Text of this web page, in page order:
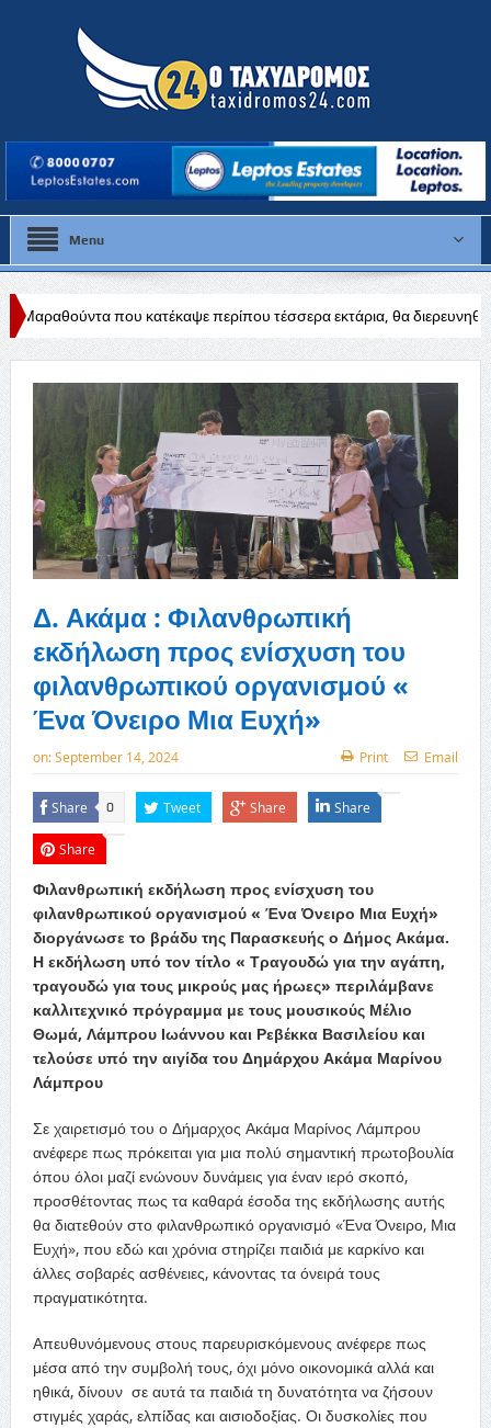
Menu
τέσσερα εκτάρια, θα διερευνηθούν τα αίτια Δύσκολη
Δ. Ακάμα : Φιλανθρωπική
εκδήλωση προς ενίσχυση του
φιλανθρωπικού οργανισμού «
Ένα Όνειρο Μια Ευχή»
on:September 14, 2024 Print Email
Share 0 Tweet Share Share
Share
Φιλανθρωπική εκδήλωση προς ενίσχυση του
φιλανθρωπικού οργανισμού « Ένα Όνειρο Μια Ευχή»
διοργάνωσε το βράδυ της Παρασκευής ο Δήμος Ακάμα.
Η εκδήλωση υπό τον τίτλο « Τραγουδώ για την αγάπη,
τραγουδώ για τους μικρούς μας ήρωες» περιλάμβανε
καλλιτεχνικό πρόγραμμα με τους μουσικούς Μέλιο
Θωμά, Λάμπρου Ιωάννου και Ρεβέκκα Βασιλείου και
τελούσε υπό την αιγίδα του Δημάρχου Ακάμα Μαρίνου
Λάμπρου
Σε χαιρετισμό του ο Δήμαρχος Ακάμα Μαρίνος Λάμπρου
ανέφερε πως πρόκειται για μια πολύ σημαντική πρωτοβουλία
όπου όλοι μαζί ενώνουν δυνάμεις για έναν ιερό σκοπό,
προσθέτοντας πως τα καθαρά έσοδα της εκδήλωσης αυτής
θα διατεθούν στο φιλανθρωπικό οργανισμό «Ένα Όνειρο, Μια
Ευχή», που εδώ και χρόνια στηρίζει παιδιά με καρκίνο και
άλλες σοβαρές ασθένειες, κάνοντας τα όνειρά τους
πραγματικότητα.
Απευθυνόμενους στους παρευρισκόμενους ανέφερε πως
μέσα από την συμβολή τους, όχι μόνο οικονομικά αλλά και
ηθικά, δίνουν σε αυτά τα παιδιά τη δυνατότητα να ζήσουν
στιγμές χαράς, ελπίδας και αισιοδοξίας. Οι δυσκολίες που